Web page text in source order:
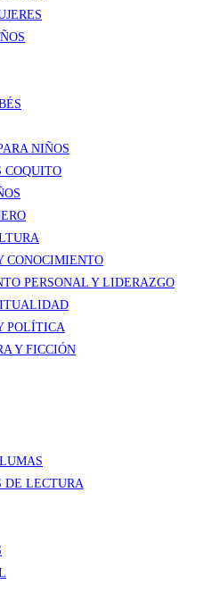
NIÑOS
COQUITO
CONOCIMIENTO
PERSONAL Y LIDERAZGO
POLÍTICA
Y FICCIÓN
DE LECTURA